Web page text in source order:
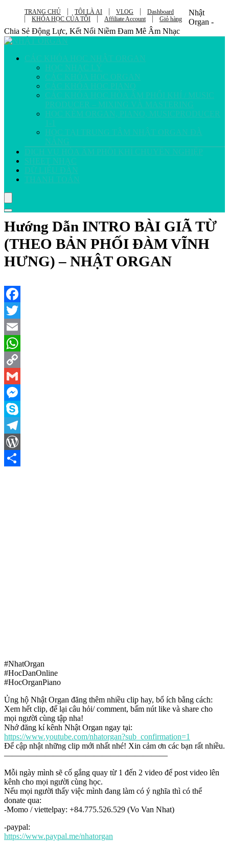
TRANG CHỦ TÔI LÀ AI VLOG
Dashboard
KHÓA HỌC CỦA TÔI
Affiliate Account Giỏ hàng
Nhật
Organ -
Chia Sẻ Động Lực, Kết Nối Niềm Đam Mê Âm Nhạc
CÁC KHÓA HỌC NHẬT ORGAN
HỌC NHẠC LÝ
CÁC KHÓA HỌC ORGAN
CÁC KHÓA HỌC PIANO
CÁC KHÓA HỌC HÒA ÂM PHỐI KHÍ / MUSIC
PRODUCER – MIXING VÀ MASTERING
HỌC KÈM ORGAN, PIANO, MUSICPRODUCER
1-1
HỌC TẠI TRUNG TÂM NHẬT ORGAN ĐÀ
NẴNG
DỊCH VỤ HÒA ÂM PHỐI KHÍ CHUYÊN NGHIỆP
SHEET NHẠC
DỮ LIỆU ĐÀN
THANH TOÁN
Hướng Dẫn INTRO BÀI GIÃ TỪ
(THEO BẢN PHỐI ĐÀM VĨNH
HƯNG) – NHẬT ORGAN
Facebook
Twitter
Email
WhatsApp
Copy
Link
Gmail
Messenger
Skype
Telegram
WordPress
#NhatOrgan
#HocDanOnline
#HocOrganPiano
Ủng hộ Nhật Organ đăng thêm nhiều clip hay, bổ ích bằng cách:
Xem hết clip, để lại câu hỏi/ comment, bấm nút like và share cho
mọi người cùng tập nha!
Nhớ đăng kí kênh Nhật Organ ngay tại:
https://www.youtube.com/nhatorgan?sub_confirmation=1
Để cập nhật những clip mới nhất nhé! Xin cảm ơn các bạn rất nhiều.
————————————————————
Mỗi ngày mình sẽ cố gắng quay từ 1 đến 2 video để post video lên
kênh cho mọi người cùng học.
Nếu mọi người thấy việc mình đang làm có ý nghĩa thì có thể
donate qua:
-Momo / viettelpay: +84.775.526.529 (Vo Van Nhat)
-paypal:
https://www.paypal.me/nhatorgan